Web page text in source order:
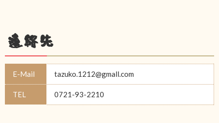
連絡先
E-Mail tazuko.1212@gmall.com
TEL 0721-93-2210